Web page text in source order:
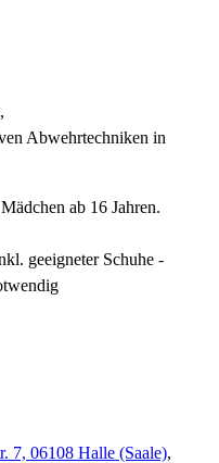
Abwehrtechniken in
ab 16 Jahren.
geeigneter Schuhe -
7, 06108 Halle (Saale),